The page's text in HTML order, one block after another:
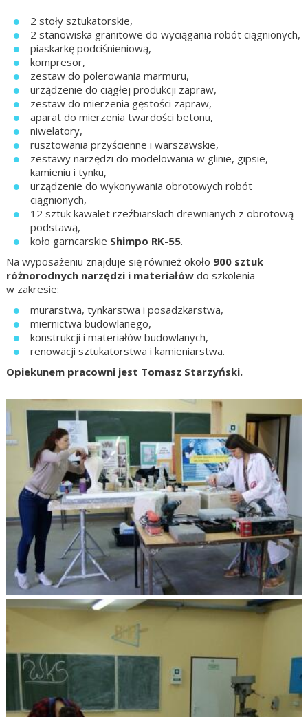
2 stoły sztukatorskie,
2 stanowiska granitowe do wyciągania robót ciągnionych,
piaskarkę podciśnieniową,
kompresor,
zestaw do polerowania marmuru,
urządzenie do ciągłej produkcji zapraw,
zestaw do mierzenia gęstości zapraw,
aparat do mierzenia twardości betonu,
niwelatory,
rusztowania przyścienne i warszawskie,
zestawy narzędzi do modelowania w glinie, gipsie,
kamieniu i tynku,
urządzenie do wykonywania obrotowych robót
ciągnionych,
12 sztuk kawalet rzeźbiarskich drewnianych z obrotową
podstawą,
koło garncarskie Shimpo RK-55.
Na wyposażeniu znajduje się również około 900 sztuk
różnorodnych narzędzi i materiałówdo szkolenia
w zakresie:
murarstwa, tynkarstwa i posadzkarstwa,
miernictwa budowlanego,
konstrukcji i materiałów budowlanych,
renowacji sztukatorstwa i kamieniarstwa.
Opiekunem pracowni jest Tomasz Starzyński.